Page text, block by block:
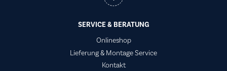
SERVICE & BERATUNG
Onlineshop
Lieferung & Montage Service
Kontakt